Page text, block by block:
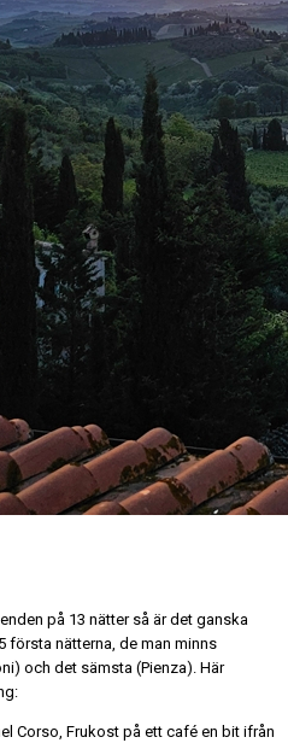
på 13 nätter så är det ganska
första nätterna, de man minns
och det sämsta (Pienza). Här
Corso, Frukost på ett café en bit ifrån